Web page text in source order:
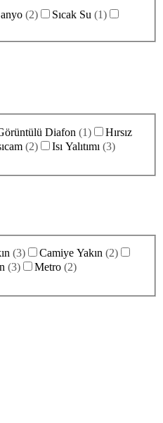
(2) Sıcak Su (1)
Diafon (1)
Hırsız
(2) Isı Yalıtımı (3)
(3) Camiye Yakın (2)
(3) Metro (2)